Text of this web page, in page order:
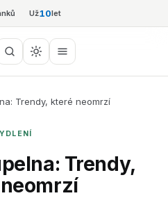
Už10let
Trendy, které neomrzí
Trendy,